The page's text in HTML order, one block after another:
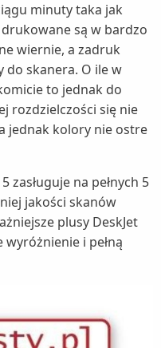
minuty taka jak
drukowane są w bardzo
wiernie, a zadruk
do skanera. O ile w
to jednak do
rozdzielczości się nie
jednak kolory nie ostre
zasługuje na pełnych 5
jakości skanów
plusy DeskJet
i pełną